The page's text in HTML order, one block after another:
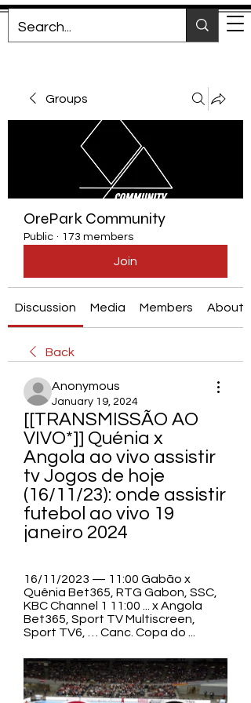
Groups
OrePark Community
Public · 173 members
Join
Discussion Media Members About
Back
Anonymous
January 19, 2024
[[TRANSMISSÃO AO
VIVO*]] Quénia x
Angola ao vivo assistir
tv Jogos de hoje
(16/11/23): onde assistir
futebol ao vivo 19
janeiro 2024
16/11/2023 — 11:00 Gabão x
Quênia Bet365, RTG Gabon, SSC,
KBC Channel 1 11:00 ... x Angola
Bet365, Sport TV Multiscreen,
Sport TV6, … Canc. Copa do ...